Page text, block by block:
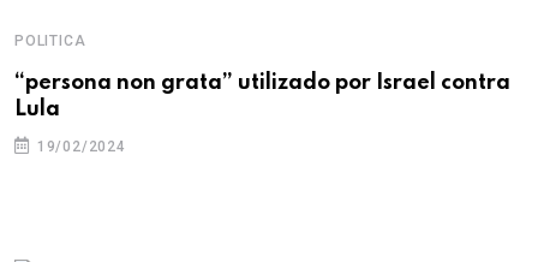
POLITICA
“persona non grata” utilizado por Israel contra
Lula
19/02/2024